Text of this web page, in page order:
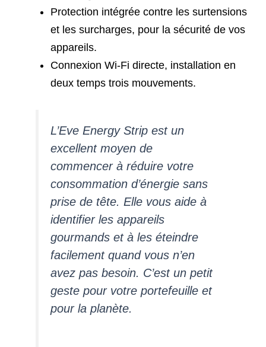
Protection intégrée contre les surtensions
et les surcharges, pour la sécurité de vos
appareils.
Connexion Wi-Fi directe, installation en
deux temps trois mouvements.
L’Eve Energy Strip est un
excellent moyen de
commencer à réduire votre
consommation d’énergie sans
prise de tête. Elle vous aide à
identifier les appareils
gourmands et à les éteindre
facilement quand vous n’en
avez pas besoin. C’est un petit
geste pour votre portefeuille et
pour la planète.